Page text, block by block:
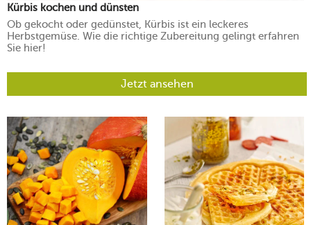
Kürbis kochen und dünsten
Ob gekocht oder gedünstet, Kürbis ist ein leckeres
Herbstgemüse. Wie die richtige Zubereitung gelingt erfahren
Sie hier!
Jetzt ansehen